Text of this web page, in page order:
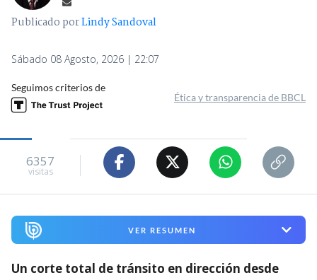
Publicado porLindy Sandoval
Sábado 08 Agosto, 2026 | 22:07
Seguimos criterios de
Ética y transparencia de BBCL
6357
visitas
VER RESUMEN
Un corte total de tránsito en dirección desde